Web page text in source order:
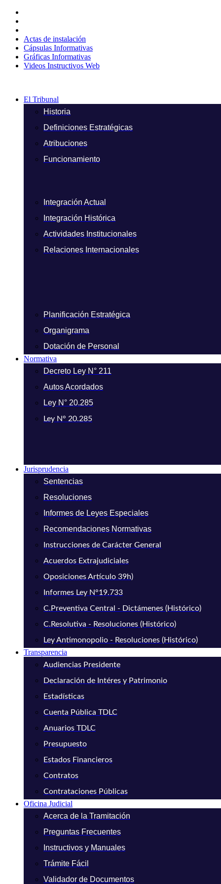
contenido
Actas de instalación
Cápsulas Informativas
Gráficas Informativas
Videos Instructivos Web
El Tribunal
Historia
Definiciones Estratégicas
Atribuciones
Funcionamiento
Integración Actual
Integración Histórica
Actividades Institucionales
Relaciones Internacionales
Planificación Estratégica
Organigrama
Dotación de Personal
Normativa
Decreto Ley N° 211
Autos Acordados
Ley N° 20.285
Ley N° 20.285
Jurisprudencia
Sentencias
Resoluciones
Informes de Leyes Especiales
Recomendaciones Normativas
Instrucciones de Carácter General
Acuerdos Extrajudiciales
Oposiciones Artículo 39h)
Informes Ley N°19.733
C.Preventiva Central - Dictámenes (Histórico)
C.Resolutiva - Resoluciones (Histórico)
Ley Antimonopolio - Resoluciones (Histórico)
Transparencia
Audiencias Presidente
Declaración de Intéres y Patrimonio
Estadísticas
Cuenta Pública TDLC
Anuarios TDLC
Presupuesto
Estados Financieros
Contratos
Contrataciones Públicas
Oficina Judicial
Acerca de la Tramitación
Preguntas Frecuentes
Instructivos y Manuales
Trámite Fácil
Validador de Documentos